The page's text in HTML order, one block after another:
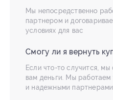
Мы непосредственно
партнером и
условиях для вас
Смогу ли я вернуть
Если что-то случится, мы
вам деньги. Мы
и надежными партнерами